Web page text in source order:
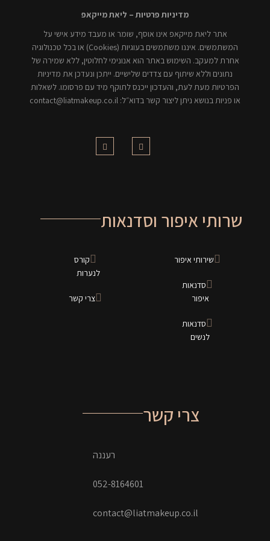
מדיניות פרטיות – ליאת מייקאפ
אתר ליאת מייקאפ אינו אוסף, שומר או מעבד מידע אישי על
המשתמשים. איננו משתמשים בעוגיות (Cookies) או בכל טכנולוגיה
אחרת למעקב. השימוש באתר הוא אנונימי לחלוטין, ללא שמירה של
נתונים וללא שיתוף עם צדדים שלישיים. ייתכן ונעדכן את מדיניות
הפרטיות מעת לעת, והעדכון ייכנס לתוקף מיד עם פרסומו. לשאלות
או פניות בנושא ניתן ליצור קשר בדוא״ל: contact@liatmakeup.co.il
שרותי איפור וסדנאות
שירותי איפור
סדנאות
איפור
סדנאות
לנשים
קורס
לנערות
צרי קשר
צרי קשר
רעננה
052-8164601
contact@liatmakeup.co.il